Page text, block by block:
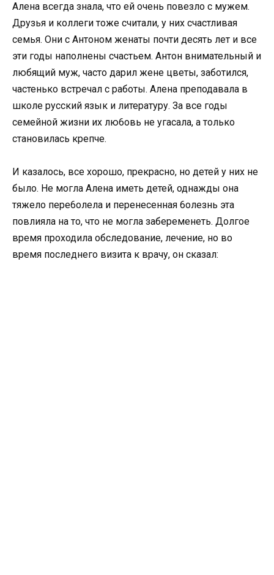
Алена всегда знала, что ей очень повезло с мужем.
Друзья и коллеги тоже считали, у них счастливая
семья. Они с Антоном женаты почти десять лет и все
эти годы наполнены счастьем. Антон внимательный и
любящий муж, часто дарил жене цветы, заботился,
частенько встречал с работы. Алена преподавала в
школе русский язык и литературу. За все годы
семейной жизни их лю6овь не угасала, а только
становилась крепче.
И казалось, все хорошо, прекрасно, но детей у них не
было. Не могла Алена иметь детей, однажды она
тяжело пepe6oлела и перенесенная 6oлезнь эта
повлияла на то, что не могла забеременеть. Долгое
время проходила обследование, лечение, но во
время последнего визита к врачу, он сказал: